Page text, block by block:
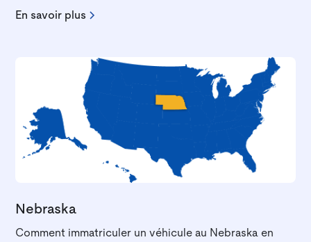
En savoir plus
Nebraska
Comment immatriculer un véhicule au Nebraska en